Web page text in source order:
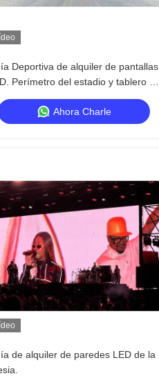
Deportiva de alquiler de pantallas
Perímetro del estadio y tablero de
Ahora Charle
de alquiler de paredes LED de la